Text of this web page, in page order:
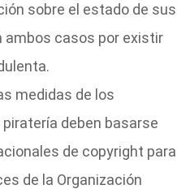
sobre el estado de sus
ambos casos por existir
medidas de los
deben basarse
de copyright para
de la Organización